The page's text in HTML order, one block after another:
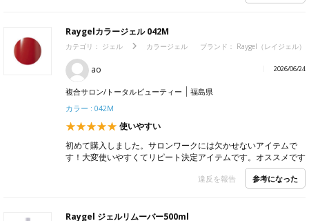
Raygelカラージェル 042M
カテゴリ： ジェル カラージェル ブランド： Raygel（レイジェル）
ao 2026/06/24
複合サロン/トータルビューティー
福島県
カラー : 042M
使いやすい
初めて購入しました。サロンワークには欠かせないアイテムで
す！大変使いやすくてリピート決定アイテムです。オススメです
違反を報告 参考になった
Raygel ジェルリムーバー500ml